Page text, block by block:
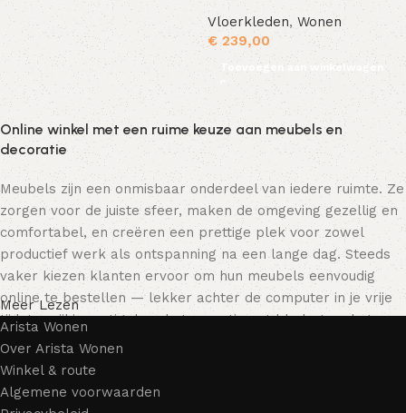
Vloerkleden, Wonen
€239,00
Toevoegen aan winkelwagen
Online winkel met een ruime keuze aan meubels en
decoratie
Meubels zijn een onmisbaar onderdeel van iedere ruimte. Ze
zorgen voor de juiste sfeer, maken de omgeving gezellig en
comfortabel, en creëren een prettige plek voor zowel
productief werk als ontspanning na een lange dag. Steeds
vaker kiezen klanten ervoor om hun meubels eenvoudig
online te bestellen — lekker achter de computer in je vrije
tijd, terwijl je rustig door het assortiment bladert en het
meubelstuk kiest dat bij je past. Onze online winkel biedt
een uitgebreide catalogus met meubels voor zowel thuis als
kantoor.
Meer Lezen
Arista Wonen
Over Arista Wonen
Winkel & route
Algemene voorwaarden